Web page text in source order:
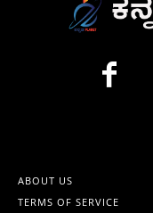
ABOUT US
TERMS OF SERVICE